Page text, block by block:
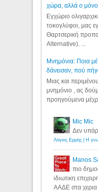
χώρα, αλλά ο
Εγχώριο
τοκογλύφοι, μας
Θαρτσερική
Alternative). ...
Μνημόνια: Ποια
δάνεισαν, πού
Μιας και
μνημόνιο , ας
προηγούμενα
Mic Mic
Δεν
Manos
πιο
ιδιωτικη
ΑΑΔΕ στα χερια